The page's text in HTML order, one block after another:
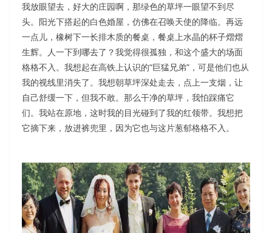
我放眼望去，好大的庄园啊，那绿色的草坪一眼望不到尽
头。阳光下搭起的白色婚屋，仿佛在召唤天使的降临。再远
一点儿，橡树下一长排木质的餐桌，餐桌上水晶的杯子熠熠
生辉。人一下到哪去了？我觉得很孤独，和这个盛大的场面
格格不入。我想起在高铁上认识的“巨猛兄弟”，可是他们也从
我的视线里消失了。我想朝草坪深处走去，点上一支烟，让
自己舒缓一下，但我不敢。那么干净的草坪，我怕踩痛它
们。我站在原地，这时我的目光碰到了我的红领带。我想把
它摘下来，放进裤兜里，因为它也与这片葱郁格格不入。